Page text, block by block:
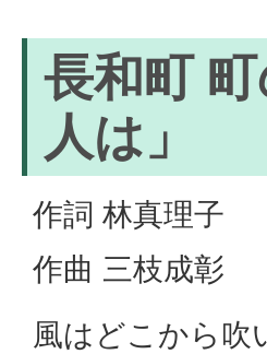
長和町
人は」
作詞 林真理子
作曲 三枝成彰
風はどこから吹